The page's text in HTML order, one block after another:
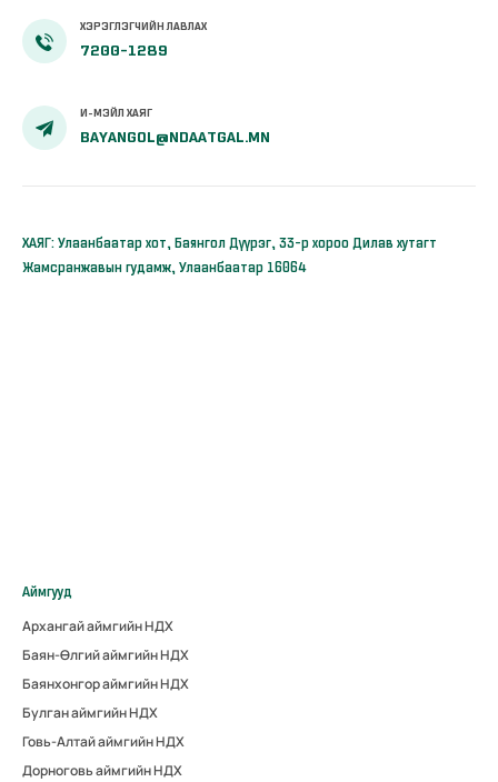
ХЭРЭГЛЭГЧИЙН ЛАВЛАХ
7200-1289
И-МЭЙЛ ХАЯГ
BAYANGOL@NDAATGAL.MN
ХАЯГ: Улаанбаатар хот, Баянгол Дүүрэг, 33-р хороо Дилав хутагт
Жамсранжавын гудамж, Улаанбаатар 16064
Аймгууд
Архангай аймгийн НДХ
Баян-Өлгий аймгийн НДХ
Баянхонгор аймгийн НДХ
Булган аймгийн НДХ
Говь-Алтай аймгийн НДХ
Дорноговь аймгийн НДХ